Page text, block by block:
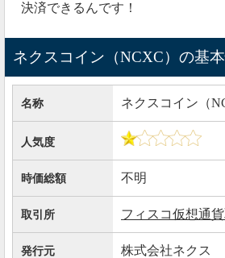
決済できるんです！
ネクスコイン（NCXC）の基
名称 ネクスコイン（
人気度
時価総額 不明
取引所 フィスコ仮想通
発行元 株式会社ネクス